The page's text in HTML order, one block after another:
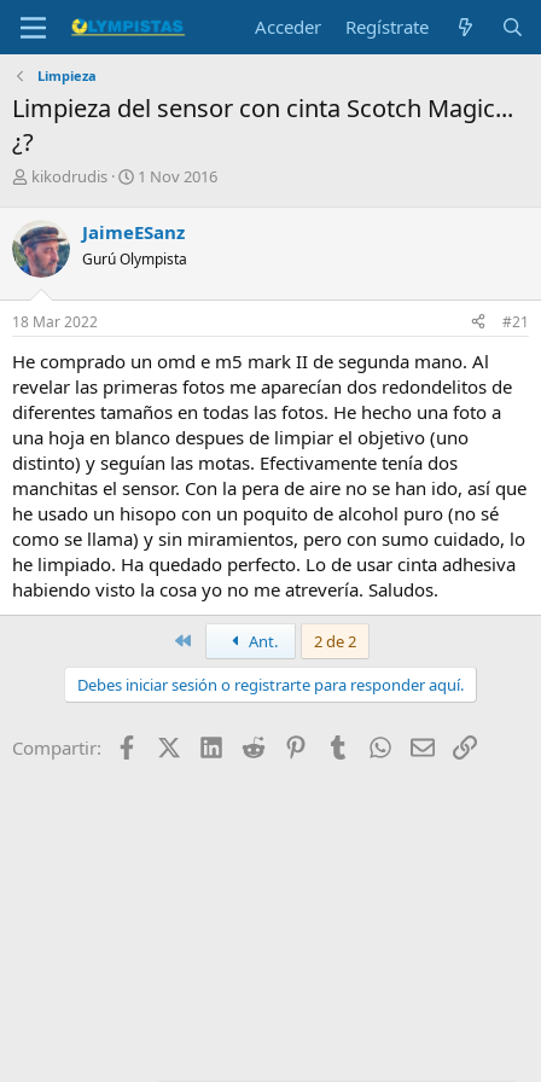
Acceder Regístrate
Limpieza
Limpieza del sensor con cinta Scotch Magic...
¿?
I
i
c
i
a
d
o
d
e
l
t
e
a
kikodrudis
F
h
a
e
i
c
i
o
1 Nov 2016
JaimeESanz
Gurú Olympista
18 Mar 2022 #21
He comprado un omd e m5 mark II de segunda mano. Al
revelar las primeras fotos me aparecían dos redondelitos de
diferentes tamaños en todas las fotos. He hecho una foto a
una hoja en blanco despues de limpiar el objetivo (uno
distinto) y seguían las motas. Efectivamente tenía dos
manchitas el sensor. Con la pera de aire no se han ido, así que
he usado un hisopo con un poquito de alcohol puro (no sé
como se llama) y sin miramientos, pero con sumo cuidado, lo
he limpiado. Ha quedado perfecto. Lo de usar cinta adhesiva
habiendo visto la cosa yo no me atrevería. Saludos.
PrimeroAnt.
2 de 2
Debes iniciar sesión o registrarte para responder aquí.
Compartir: FacebookX (Twitter)
LinkedIn
Reddit PinterestTumblr WhatsApp
EmailEnlace